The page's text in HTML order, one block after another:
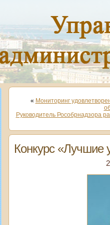
« Мониторинг
Руководитель Рособрнадзора
Конкурс